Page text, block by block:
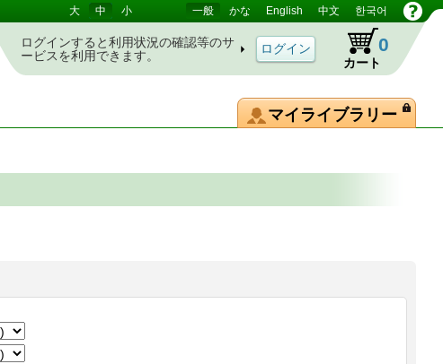
大 中 小 一般 かな English 中文 한국어
ログインすると利用状況の確認等のサ
ービスを利用できます。
カート
0
マイライブラリー